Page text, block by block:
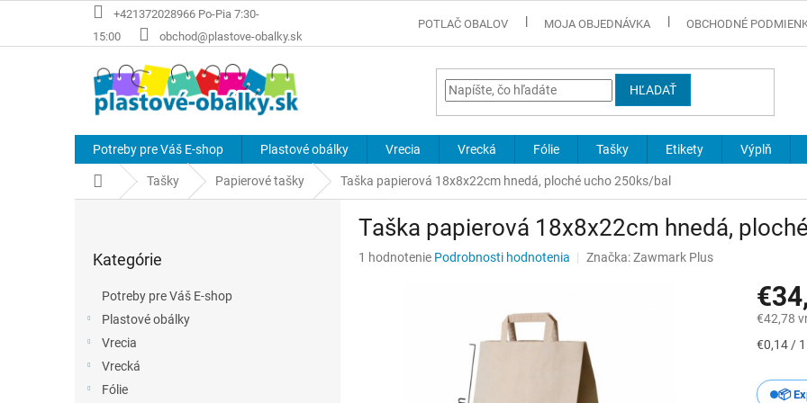
+421372028966 Po-Pia 7:30-
15:00
obchod@plastove-obalky.sk
POTLAČ OBALOV MOJA OBJEDNÁVKA OBCHODNÉ
HĽADAŤ
Potreby pre Váš E-shop Plastové obálky Vrecia Vrecká Fólie Tašky Etikety Výplň
DomovTašky Papierové tašky Taška papierová 18x8x22cm hnedá, ploché ucho 250ks/bal
kategórie
Kategórie
Potreby pre Váš E-shop
Plastové obálky
Vrecia
Vrecká
Fólie
Taška papierová 18x8x22cm hnedá,
Priemerné
1 hodnotenie Podrobnosti hodnotenia Značka:Zawmark Plus
€42,78
€0,14 /
📦